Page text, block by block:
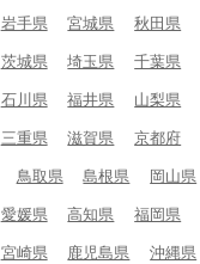
岩手県 宮城県 秋田県
茨城県 埼玉県 千葉県
石川県 福井県 山梨県
三重県 滋賀県 京都府
鳥取県 島根県 岡山県
愛媛県 高知県 福岡県
宮崎県 鹿児島県 沖縄県